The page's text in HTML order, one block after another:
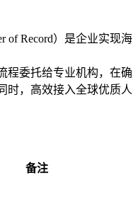
of Record）是企业实现海
程委托给专业机构，在确
时，高效接入全球优质人
备注